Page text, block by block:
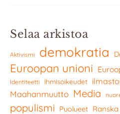
Selaa arkistoa
Aktivismi demokratia
Euroopan unioni
Identiteetti Ihmisoikeudet
Maahanmuutto Media
populismi Puolueet Ranska